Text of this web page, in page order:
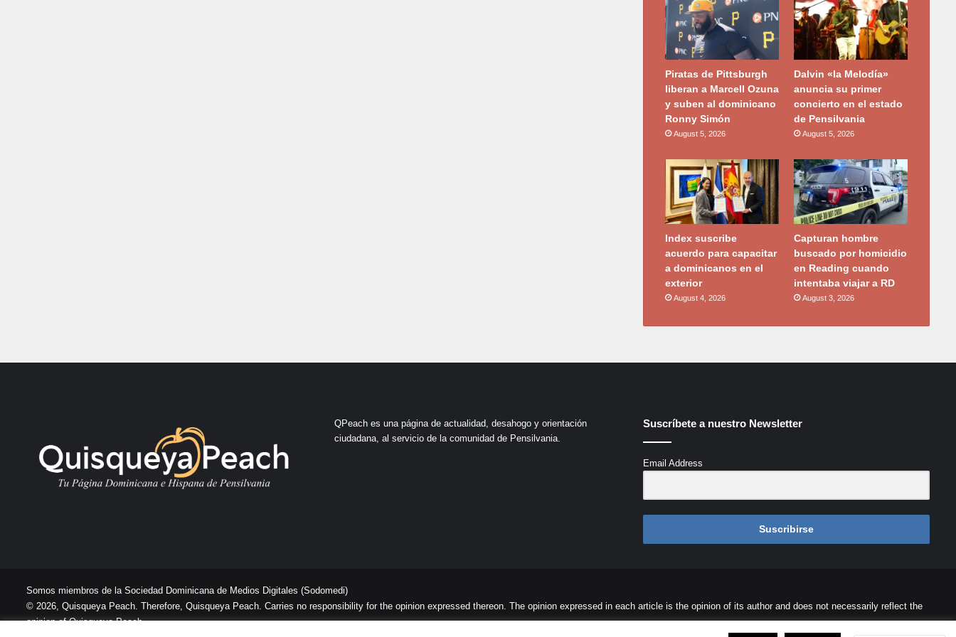
Piratas de Pittsburgh
liberan a Marcell Ozuna
y suben al dominicano
Ronny Simón
August 5, 2026
Dalvin «la Melodía»
anuncia su primer
concierto en el estado
de Pensilvania
August 5, 2026
Index suscribe
acuerdo para capacitar
a dominicanos en el
exterior
August 4, 2026
Capturan hombre
buscado por homicidio
en Reading cuando
intentaba viajar a RD
August 3, 2026
QPeach es una página de actualidad, desahogo y orientación
ciudadana, al servicio de la comunidad de Pensilvania.
Suscríbete a nuestro Newsletter
Email Address
Suscribirse
Somos miembros de la Sociedad Dominicana de Medios Digitales (Sodomedi)
© 2026, Quisqueya Peach. Therefore, Quisqueya Peach. Carries no responsibility for the opinion expressed thereon. The opinion expressed in each article is the opinion of its author and does not necessarily reflect the
opinion of Quisqueya Peach .